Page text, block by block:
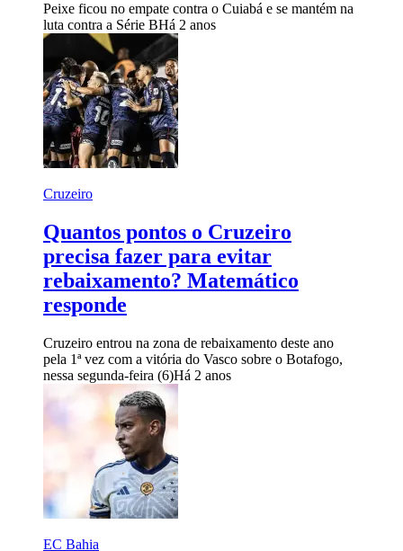
Peixe ficou no empate contra o Cuiabá e se mantém na
luta contra a Série BHá 2 anos
Cruzeiro
Quantos pontos o Cruzeiro
precisa fazer para evitar
rebaixamento? Matemático
responde
Cruzeiro entrou na zona de rebaixamento deste ano
pela 1ª vez com a vitória do Vasco sobre o Botafogo,
nessa segunda-feira (6)Há 2 anos
EC Bahia